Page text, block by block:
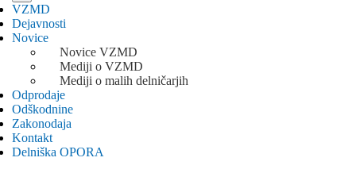
VZMD
Dejavnosti
Novice
Novice VZMD
Mediji o VZMD
Mediji o malih delničarjih
Odprodaje
Odškodnine
Zakonodaja
Kontakt
Delniška OPORA
NAHAJATE SE:
NOVICE
DRŽAVNI ZBOR - ALARMANTNI APEL POSLANCEM PRED DANAŠNJIM
DRŽAVNI ZBOR - alarmantni apel
poslancem pred današnjim